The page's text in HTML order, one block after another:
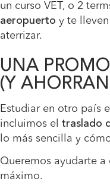
un curso VET, o 2
aeropuerto y te
aterrizar.
UNA
(Y
Estudiar en otro país
incluimos el traslado
lo más sencilla y
Queremos ayudarte a
máximo.